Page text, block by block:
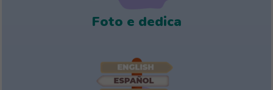
Foto e dedica